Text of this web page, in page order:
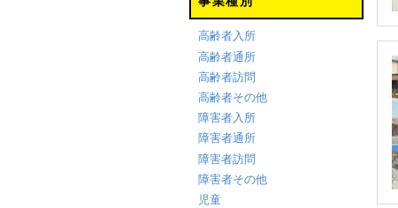
高齢者入所
高齢者通所
高齢者訪問
高齢者その他
障害者入所
障害者通所
障害者訪問
障害者その他
児童